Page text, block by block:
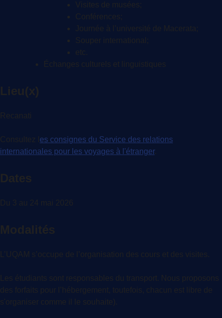
Visites de musées;
Conférences;
Journée à l’université de Macerata;
Souper international;
etc.
Échanges culturels et linguistiques
Lieu(x)
Recanati
Consultez l es consignes du Service des relations
internationales pour les voyages à l'étranger.
Dates
Du 3 au 24 mai 2026
Modalités
L’UQAM s’occupe de l’organisation des cours et des visites.
Les étudiants sont responsables du transport. Nous proposons
des forfaits pour l’hébergement, toutefois, chacun est libre de
s'organiser comme il le souhaite).